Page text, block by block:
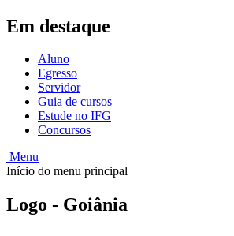
Em destaque
Aluno
Egresso
Servidor
Guia de cursos
Estude no IFG
Concursos
Menu
Início do menu principal
Logo - Goiânia